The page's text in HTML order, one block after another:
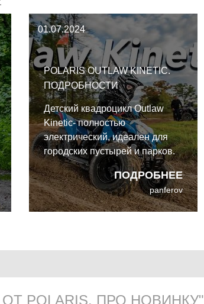
01.07.2024
POLARIS OUTLAW KINETIC.
ПОДРОБНОСТИ
ПОДРОБНЕЕ
Детский квадроцикл Outlaw
Kinetic- полностью
электрический, идеален для
городских пустырей и парков.
По крайней мере, это
подразумевает новая торговая
марка, зарегистрированная
Polaris.
panferov
POLARIS. ПРО НОВИНКУ"